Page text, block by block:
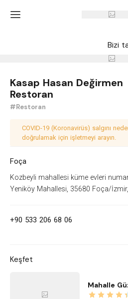
'
Bizi
Kasap Hasan Değirmen
Restoran
#Restoran
COVID-19 (Koronavirüs) salgını
doğrulamak için işletmeyi arayın.
Foça
Kozbeyli mahallesi küme evleri
Yeniköy Mahallesi, 35680 Foça/
+90 533 206 68 06
Keşfet
Mahalle